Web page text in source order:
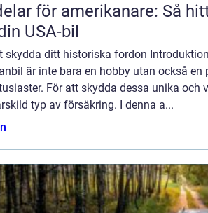
för amerikanare: Så
USA-bil
skydda ditt historiska fordon
är inte bara en hobby utan också
För att skydda dessa unika och
typ av försäkring. I denna a...